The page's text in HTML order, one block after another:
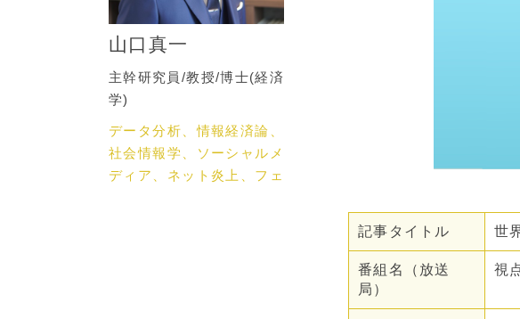
記事タイトル 世
番組名（放送
局）
視
山口真一
主幹研究員/教授/博士(経済
学)
データ分析、情報経済論、
社会情報学、ソーシャルメ
ディア、ネット炎上、フェ